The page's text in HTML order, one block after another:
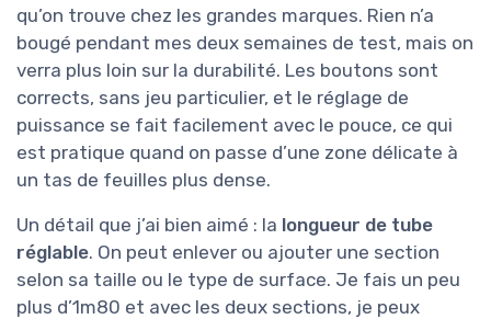
qu’on trouve chez les grandes marques. Rien n’a
bougé pendant mes deux semaines de test, mais on
verra plus loin sur la durabilité. Les boutons sont
corrects, sans jeu particulier, et le réglage de
puissance se fait facilement avec le pouce, ce qui
est pratique quand on passe d’une zone délicate à
un tas de feuilles plus dense.
Un détail que j’ai bien aimé : la longueur de tube
réglable. On peut enlever ou ajouter une section
selon sa taille ou le type de surface. Je fais un peu
plus d’1m80 et avec les deux sections, je peux